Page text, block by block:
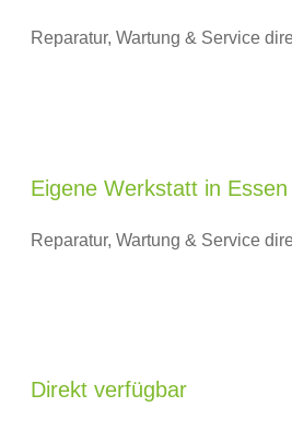
Reparatur, Wartung & Service
Eigene Werkstatt in Essen
Reparatur, Wartung & Service
Direkt verfügbar